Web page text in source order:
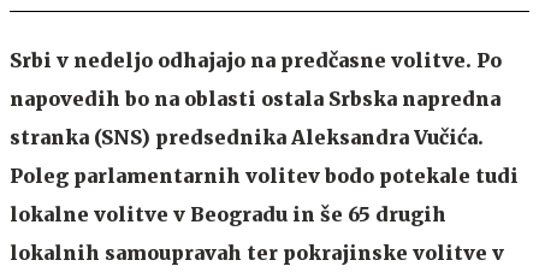
Srbi v nedeljo odhajajo na predčasne volitve. Po
napovedih bo na oblasti ostala Srbska napredna
stranka (SNS) predsednika Aleksandra Vučića.
Poleg parlamentarnih volitev bodo potekale tudi
lokalne volitve v Beogradu in še 65 drugih
lokalnih samoupravah ter pokrajinske volitve v